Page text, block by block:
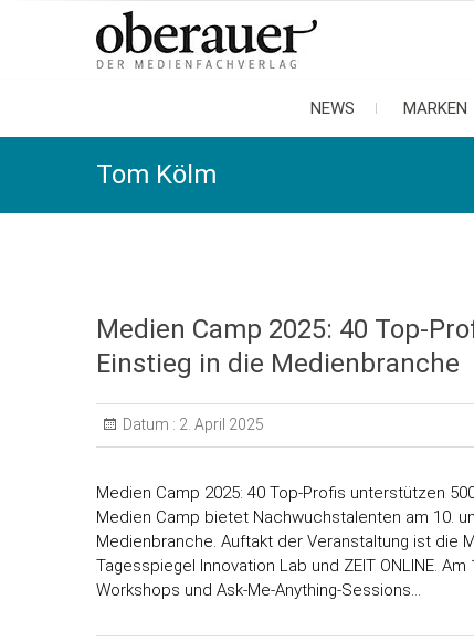
oberauer
der medienfachverlag
NEWS MARKEN
Tom Kölm
Medien Camp 2025: 40 Top-
Einstieg in die Medienbranche
Datum : 2. April 2025
Medien Camp 2025: 40 Top-Profis unterstützen
Medien Camp bietet Nachwuchstalenten am 10.
Medienbranche. Auftakt der Veranstaltung ist die
Tagesspiegel Innovation Lab und ZEIT ONLINE.
Workshops und Ask-Me-Anything-Sessions…